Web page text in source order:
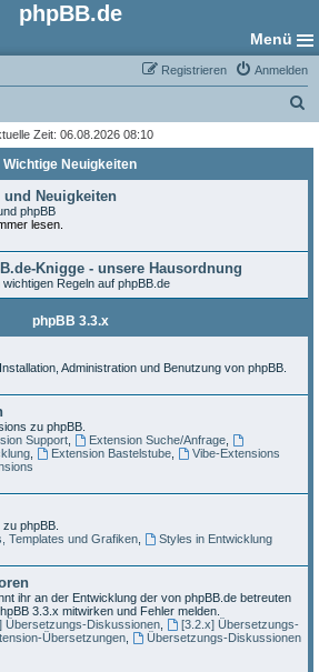
phpBB.de
Menü
Anmelden
Registrieren
h
Zeit: 06.08.2026 08:10
Wichtige Neuigkeiten
Neuigkeiten
phpBB
lesen.
Knigge - unsere Hausordnung
Regeln auf phpBB.de
phpBB 3.3.x
Administration und Benutzung von phpBB.
zu phpBB.
Support, Extension Suche/Anfrage,
Extension Bastelstube,
Vibe-Extensions
phpBB.
Templates und Grafiken,
Styles in Entwicklung
ihr an der Entwicklung der von phpBB.de betreuten
3.3.x mitwirken und Fehler melden.
Übersetzungs-Diskussionen,
[3.2.x] Übersetzungs-
Übersetzungen,
Übersetzungs-Diskussionen